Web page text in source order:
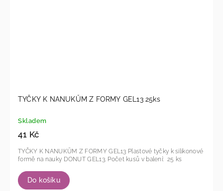
TYČKY K NANUKŮM Z FORMY GEL13 25ks
Skladem
41 Kč
Do košíku
TYČKY K NANUKŮM Z FORMY GEL13 Plastové tyčky k silikonové
formě na nauky DONUT GEL13. Počet kusů v balení: 25 ks